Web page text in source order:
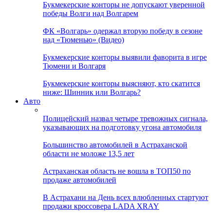
Букмекерские конторы не допускают уверенной
победы Волги над Волгарем
ФК «Волгарь» одержал вторую победу в сезоне
над «Тюменью» (Видео)
Букмекерские конторы выявили фаворита в игре
Тюмени и Волгаря
Букмекерские конторы выясняют, кто скатится
ниже: Шинник или Волгарь?
Авто
Полицейский назвал четыре тревожных сигнала,
указывающих на подготовку угона автомобиля
Большинство автомобилей в Астраханской
области не моложе 13,5 лет
Астраханская область не вошла в ТОП50 по
продаже автомобилей
В Астрахани на День всех влюбленных стартуют
продажи кроссовера LADA XRAY